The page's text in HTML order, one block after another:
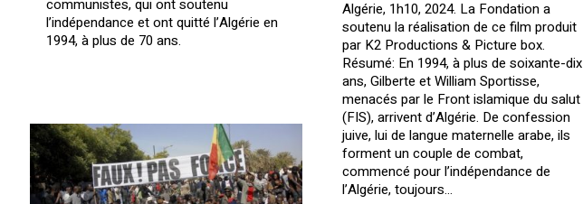
communistes, qui ont soutenu
l’indépendance et ont quitté l’Algérie en
1994, à plus de 70 ans.
Algérie, 1h10, 2024. La Fondation a
soutenu la réalisation de ce film produit
par K2 Productions & Picture box.
Résumé: En 1994, à plus de soixante-dix
ans, Gilberte et William Sportisse,
menacés par le Front islamique du salut
(FIS), arrivent d’Algérie. De confession
juive, lui de langue maternelle arabe, ils
forment un couple de combat,
commencé pour l’indépendance de
l’Algérie, toujours…